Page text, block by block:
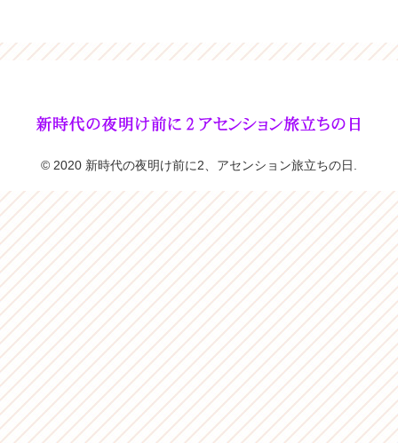
© 2020 新時代の夜明け前に2、アセンション旅立ちの日.